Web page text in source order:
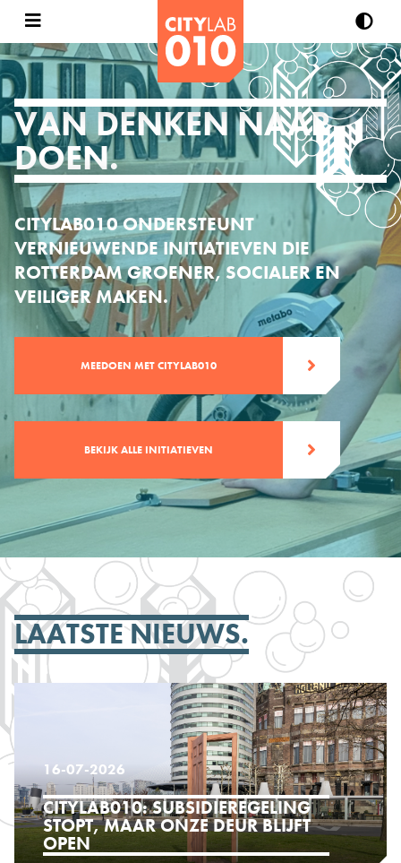
VAN DENKEN NAAR
DOEN.
CITYLAB010 ONDERSTEUNT
VERNIEUWENDE INITIATIEVEN DIE
ROTTERDAM GROENER, SOCIALER EN
VEILIGER MAKEN.
MEEDOEN MET CITYLAB010
BEKIJK ALLE INITIATIEVEN
LAATSTE NIEUWS.
CITYLAB010: SUBSIDIEREGELING
STOPT, MAAR ONZE DEUR BLIJFT
OPEN
16-07-2026